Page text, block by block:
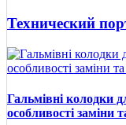
Технический
Гальмівні колодки
особливості заміни